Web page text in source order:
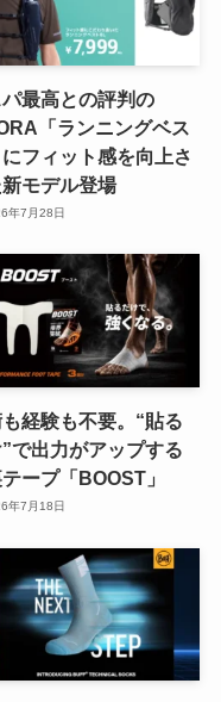
パ最高との評判の
「ランニングベス
にフィット感を向上さ
モデル登場
年7月28日
経験も不要。“貼る
で出力がアップする
ープ「BOOST」
年7月18日